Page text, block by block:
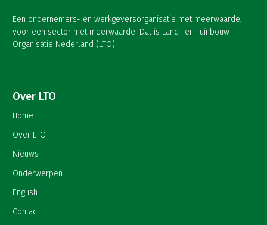
Een ondernemers- en werkgeversorganisatie met meerwaarde,
voor een sector met meerwaarde. Dat is Land- en Tuinbouw
Organisatie Nederland (LTO).
Over LTO
Home
Over LTO
Nieuws
Onderwerpen
English
Contact